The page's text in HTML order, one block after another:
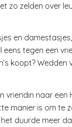
zo zelden over
en
eens tegen een
koopt? Wedden
vriendin naar
manier is om te
duurde meer